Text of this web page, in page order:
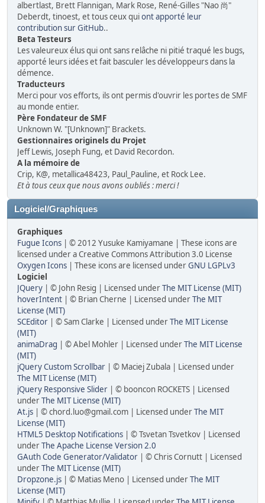
albertlast, Brett Flannigan, Mark Rose, René-Gilles "Nao 尚"
Deberdt, tinoest, et tous ceux quiont apporté leur
contribution sur GitHub..
Beta Testeurs
Les valeureux élus qui ont sans relâche ni pitié traqué les bugs,
apporté leurs idées et fait basculer les développeurs dans la
démence.
Traducteurs
Merci pour vos efforts, ils ont permis d'ouvrir les portes de SMF
au monde entier.
Père Fondateur de SMF
Unknown W. "[Unknown]" Brackets.
Gestionnaires originels du Projet
Jeff Lewis, Joseph Fung, et David Recordon.
A la mémoire de
Crip, K@, metallica48423, Paul_Pauline, et Rock Lee.
Et à tous ceux que nous avons oubliés : merci !
Logiciel/Graphiques
Graphiques
Fugue Icons | © 2012 Yusuke Kamiyamane | These icons are
licensed under a Creative Commons Attribution 3.0 License
Oxygen Icons | These icons are licensed underGNU LGPLv3
Logiciel
JQuery | © John Resig | Licensed underThe MIT License (MIT)
hoverIntent | © Brian Cherne | Licensed underThe MIT
License (MIT)
SCEditor | © Sam Clarke | Licensed underThe MIT License
(MIT)
animaDrag | © Abel Mohler | Licensed underThe MIT License
(MIT)
jQuery Custom Scrollbar | © Maciej Zubala | Licensed under
The MIT License (MIT)
jQuery Responsive Slider | © booncon ROCKETS | Licensed
underThe MIT License (MIT)
At.js | © chord.luo@gmail.com | Licensed underThe MIT
License (MIT)
HTML5 Desktop Notifications | © Tsvetan Tsvetkov | Licensed
underThe Apache License Version 2.0
GAuth Code Generator/Validator | © Chris Cornutt | Licensed
underThe MIT License (MIT)
Dropzone.js | © Matias Meno | Licensed underThe MIT
License (MIT)